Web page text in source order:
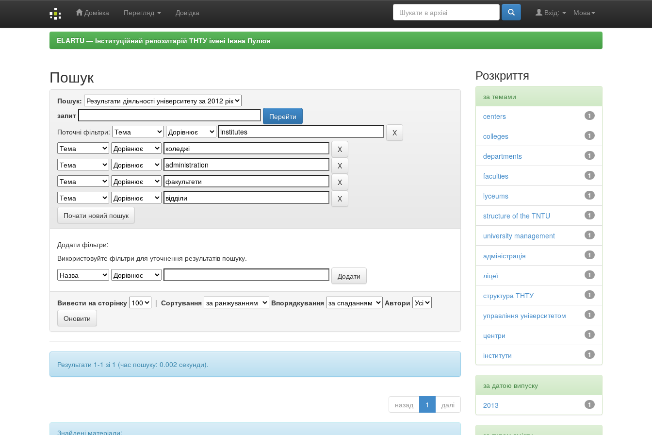
Домівка Перегляд Довідка Мова
Вхід:
ELARTU — Інституційний репозитарій ТНТУ імені Івана Пулюя
Пошук
Пошук:
запит
Поточні фільтри:
Почати новий пошук
Додати фільтри:
Використовуйте фільтри для уточнення результатів пошуку.
Вивести на сторінку | Сортування Впорядкування Автори
Результати 1-1 зі 1 (час пошуку: 0.002 секунди).
назад 1 далі
Знайдені матеріали:
Розкриття
за темами
1
centers
1
colleges
1
departments
1
faculties
1
lyceums
1
structure of the TNTU
1
university management
1
адміністрація
1
ліцеї
1
структура ТНТУ
1
управління університетом
1
центри
1
інститути
за датою випуску
1
2013